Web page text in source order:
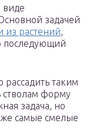
виде
задачей
из растений,
последующий
таким
стволам форму
задача, но
самые смелые